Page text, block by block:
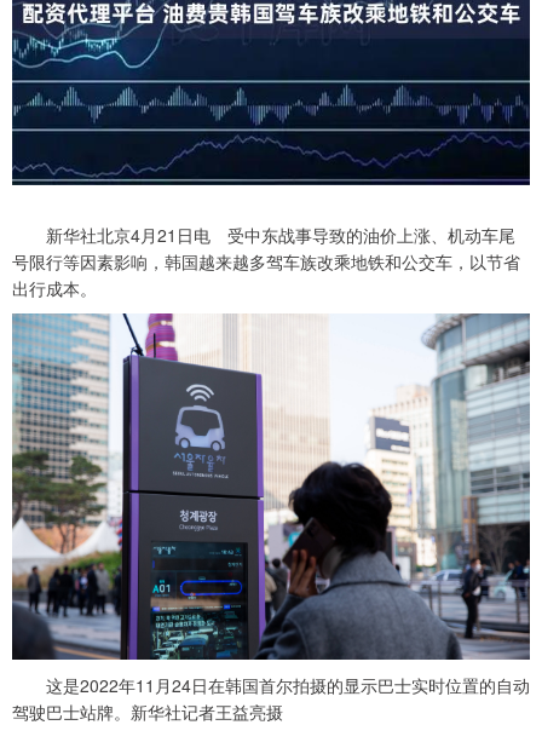
新华社北京4月21日电 受中东战事导致的油价上涨、机动车尾
号限行等因素影响，韩国越来越多驾车族改乘地铁和公交车，以节省
出行成本。
这是2022年11月24日在韩国首尔拍摄的显示巴士实时位置的自动
驾驶巴士站牌。新华社记者王益亮摄